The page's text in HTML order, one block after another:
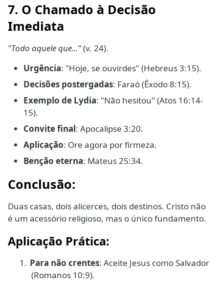
7. O Chamado à Decisão
Imediata
"Todo aquele que..."(v. 24).
Urgência: "Hoje, se ouvirdes" (Hebreus 3:15).
Decisões postergadas: Faraó (Êxodo 8:15).
Exemplo de Lydia: "Não hesitou" (Atos 16:14-
15).
Convite final: Apocalipse 3:20.
Aplicação: Ore agora por firmeza.
Benção eterna: Mateus 25:34.
Conclusão:
Duas casas, dois alicerces, dois destinos. Cristo não
é um acessório religioso, mas o único fundamento.
Aplicação Prática:
1. Para não crentes: Aceite Jesus como Salvador
(Romanos 10:9).